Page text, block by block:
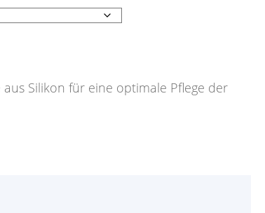
Silikon für eine optimale Pflege der